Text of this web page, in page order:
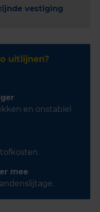
vestiging
uitlijnen?
en onstabiel
mee